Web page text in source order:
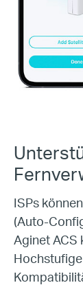
ISPs
(Auto-
Aginet ACS
Hochstufige